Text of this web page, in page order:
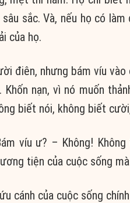
sắc. Và, nếu họ có
của họ.
điên, nhưng bám víu
nạn, vì nó muốn
biết nói, không biết
víu ư? – Không!
tiện của cuộc sống
cánh của cuộc sống